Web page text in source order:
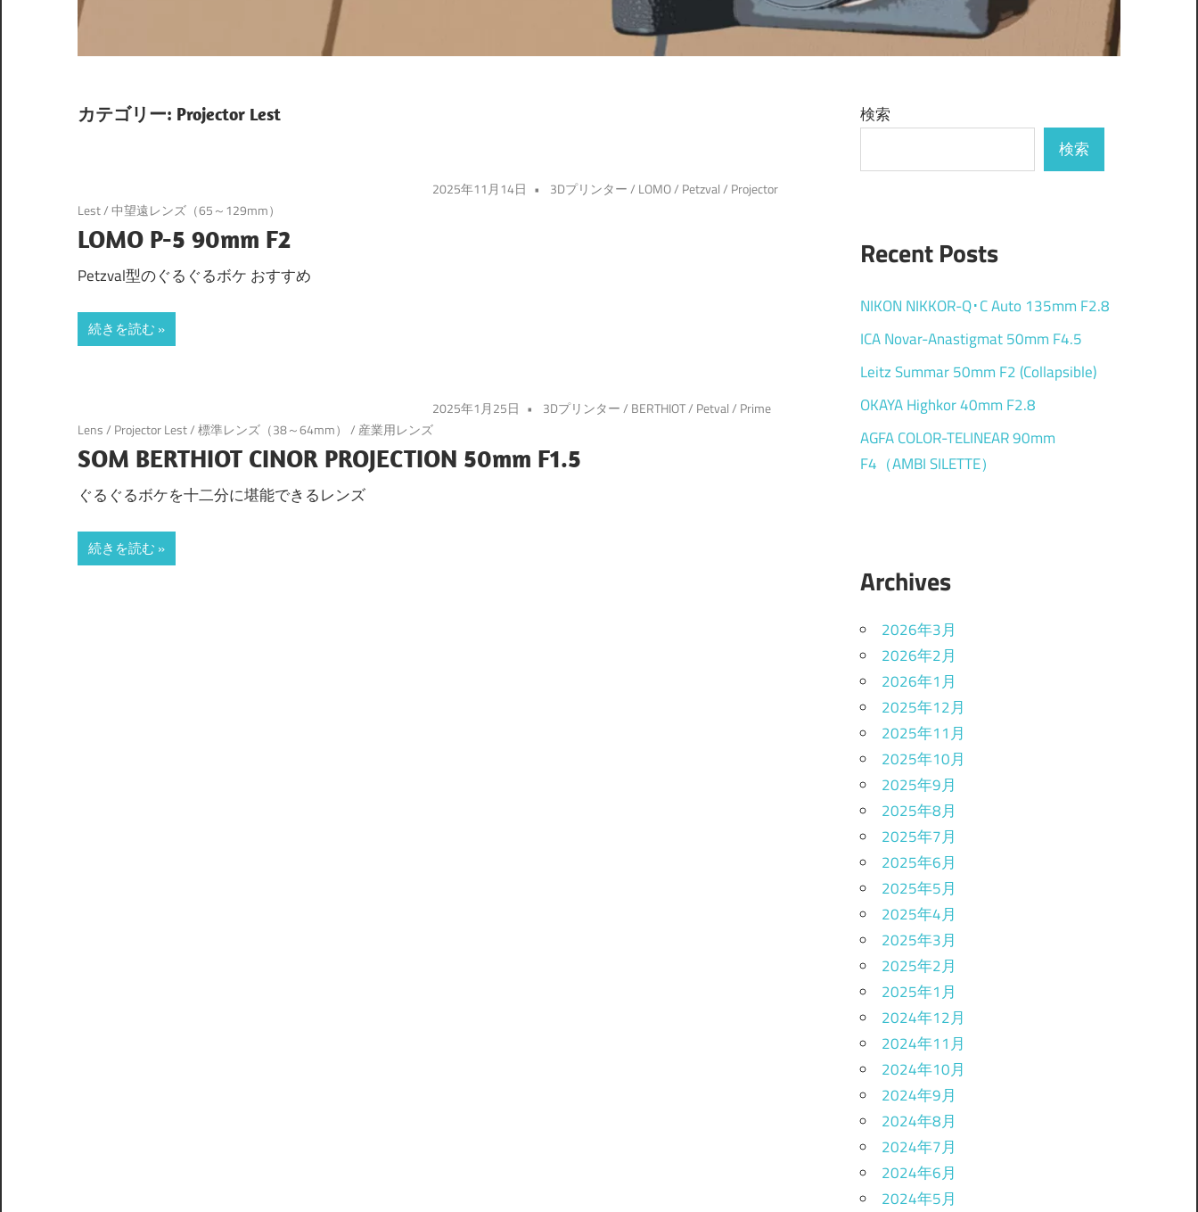
カテゴリー: Projector Lest
2025年11月14日 3Dプリンター/ LOMO/ Petzval/ Projector
Lest/中望遠レンズ（65～129mm）
LOMO P-5 90mm F2
Petzval型のぐるぐるボケ おすすめ
続きを読む
2025年1月25日 3Dプリンター/ BERTHIOT/ Petval/ Prime
Lens/ Projector Lest/標準レンズ（38～64mm） / 産業用レンズ
SOM BERTHIOT CINOR PROJECTION 50mm F1.5
ぐるぐるボケを十二分に堪能できるレンズ
続きを読む
検索
検索
Recent Posts
NIKON NIKKOR-Q･C Auto 135mm F2.8
ICA Novar-Anastigmat 50mm F4.5
Leitz Summar 50mm F2 (Collapsible)
OKAYA Highkor 40mm F2.8
AGFA COLOR-TELINEAR 90mm
F4（AMBI SILETTE）
Archives
2026年3月
2026年2月
2026年1月
2025年12月
2025年11月
2025年10月
2025年9月
2025年8月
2025年7月
2025年6月
2025年5月
2025年4月
2025年3月
2025年2月
2025年1月
2024年12月
2024年11月
2024年10月
2024年9月
2024年8月
2024年7月
2024年6月
2024年5月